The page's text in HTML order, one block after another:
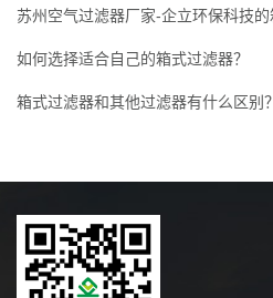
如何选择适合自己的箱式过滤器？
箱式过滤器和其他过滤器有什么区别？